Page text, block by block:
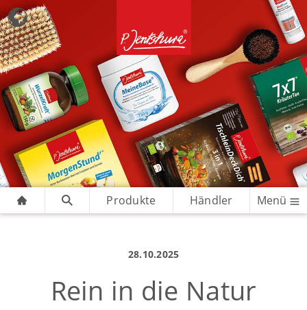
Produkte Händler Menü
28.10.2025
Rein in die Natur